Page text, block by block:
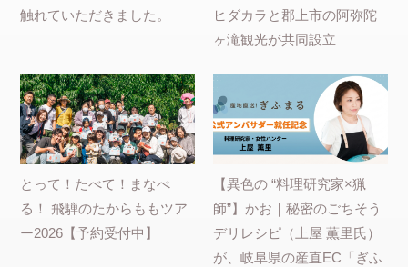
触れていただきました。
ヒダカラと郡上市の阿弥陀
ヶ滝観光が共同設立
とって！たべて！まなべ
る！ 飛騨のたからももツア
ー2026【予約受付中】
【異色の “料理研究家×猟
師”】かお｜秘密のごちそう
デリレシピ（上屋 薫里氏）
が、岐阜県の産直EC「ぎふ